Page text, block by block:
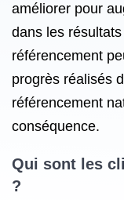
améliorer pour
dans les
référencement
progrès réalisés
référencement
conséquence.
Qui sont les
?